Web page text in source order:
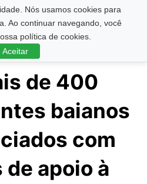
Nós usamos cookies para
Ao continuar navegando, você
política de cookies.
Aceitar
de 400
baianos
com
apoio à